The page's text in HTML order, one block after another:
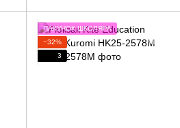
ПАКУНОК ШКОЛЯРА
−32%
3